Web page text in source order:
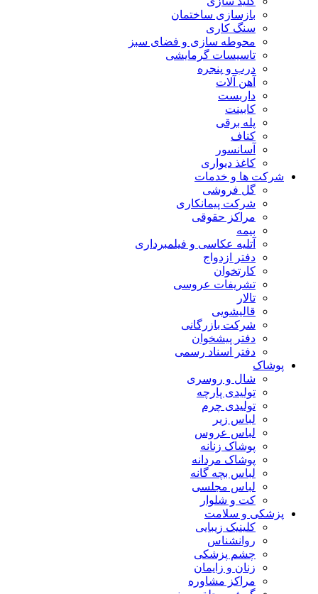
بازسازی ساختمان
سنگ کاری
محوطه سازی و فضای سبز
تاسیسات گرمایشی
درب و پنجره
آهن آلات
داربست
کابینت
پله برقی
کناف
آسانسور
کاغذ دیواری
شرکت ها و خدمات
گل فروشی
شرکت پیمانکاری
مراکز حقوقی
بیمه
آتلیه عکاسی و فیلمبرداری
دفتر ازدواج
کارتخوان
تشریفات عروسی
تالار
قالیشویی
شرکت بازرگانی
دفتر پیشخوان
دفتر اسناد رسمی
پوشاک
شال و روسری
تولیدی پارچه
تولیدی چرم
لباس زیر
لباس عروس
پوشاک زنانه
پوشاک مردانه
لباس بچه گانه
لباس مجلسی
کت و شلوار
پزشکی و سلامت
کلینیک زیبایی
روانشناس
چشم پزشکی
زنان و زایمان
مراکز مشاوره